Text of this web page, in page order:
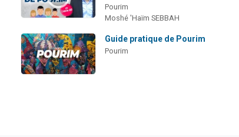
Pourim
Moshé 'Haïm SEBBAH
Guide pratique de Pourim
Pourim